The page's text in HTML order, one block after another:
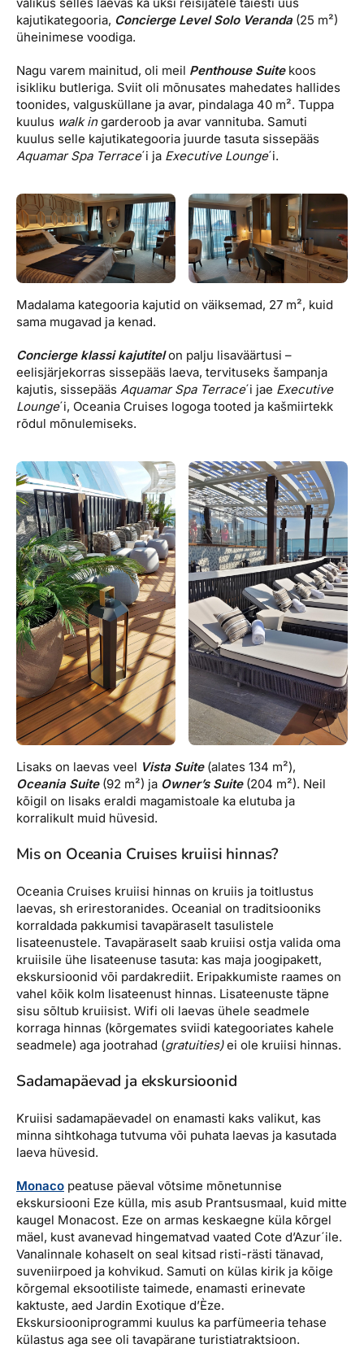
kajutikategooria, Concierge Level Solo Veranda (25 m²)
üheinimese voodiga.
Nagu varem mainitud, oli meil Penthouse Suitekoos
isikliku butleriga. Sviit oli mõnusates mahedates hallides
toonides, valgusküllane ja avar, pindalaga 40 m². Tuppa
kuulus walk ingarderoob ja avar vannituba. Samuti
kuulus selle kajutikategooria juurde tasuta sissepääs
Aquamar Spa Terrace´i ja Executive Lounge´i.
Madalama kategooria kajutid on väiksemad, 27 m², kuid
sama mugavad ja kenad.
Concierge klassi kajutitelon palju lisaväärtusi –
eelisjärjekorras sissepääs laeva, tervituseks šampanja
kajutis, sissepääs Aquamar Spa Terrace´i jae Executive
Lounge´i, Oceania Cruises logoga tooted ja kašmiirtekk
rõdul mõnulemiseks.
Lisaks on laevas veel Vista Suite(alates 134 m²),
Oceania Suite(92 m²) ja Owner’s Suite(204 m²). Neil
kõigil on lisaks eraldi magamistoale ka elutuba ja
korralikult muid hüvesid.
Mis on Oceania Cruises kruiisi hinnas?
Oceania Cruises kruiisi hinnas on kruiis ja toitlustus
laevas, sh erirestoranides. Oceanial on traditsiooniks
korraldada pakkumisi tavapäraselt tasulistele
lisateenustele. Tavapäraselt saab kruiisi ostja valida oma
kruiisile ühe lisateenuse tasuta: kas maja joogipakett,
ekskursioonid või pardakrediit. Eripakkumiste raames on
vahel kõik kolm lisateenust hinnas. Lisateenuste täpne
sisu sõltub kruiisist. Wifi oli laevas ühele seadmele
korraga hinnas (kõrgemates sviidi kategooriates kahele
seadmele) aga jootrahad (gratuities)ei ole kruiisi hinnas.
Sadamapäevad ja ekskursioonid
Kruiisi sadamapäevadel on enamasti kaks valikut, kas
minna sihtkohaga tutvuma või puhata laevas ja kasutada
laeva hüvesid.
Monaco peatuse päeval võtsime mõnetunnise
ekskursiooni Eze külla, mis asub Prantsusmaal, kuid mitte
kaugel Monacost. Eze on armas keskaegne küla kõrgel
mäel, kust avanevad hingematvad vaated Cote d’Azur´ile.
Vanalinnale kohaselt on seal kitsad risti-rästi tänavad,
suveniirpoed ja kohvikud. Samuti on külas kirik ja kõige
kõrgemal eksootiliste taimede, enamasti erinevate
kaktuste, aed Jardin Exotique d’Èze.
Ekskursiooniprogrammi kuulus ka parfümeeria tehase
külastus aga see oli tavapärane turistiatraktsioon.